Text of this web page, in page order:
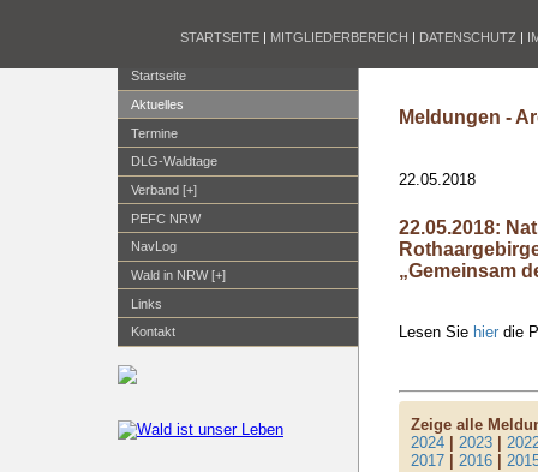
STARTSEITE | MITGLIEDERBEREICH | DATENSCHUTZ |
Startseite
Aktuelles
Termine
DLG-Waldtage
Verband [+]
PEFC NRW
NavLog
Wald in NRW [+]
Links
Kontakt
Meldungen -
22.05.2018
22.05.2018:
„Gemeinsam
Lesen Sie hier die
Zeige alle
2024 |2023 |
2017 |2016 |